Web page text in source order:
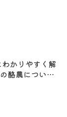
かりやすく解
酪農について